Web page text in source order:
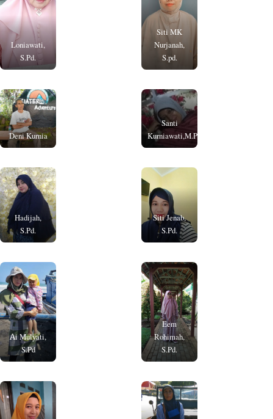
Loniawati,
S.Pd.
Siti MK
Nurjanah,
S.pd.
Deni Kurnia
Santi
Kurniawati,M.Pd.
Hadijah,
S.Pd.
Siti Jenab,
S.Pd.
Ai Mulyati,
S.Pd
Eem
Rohimah,
S.Pd.